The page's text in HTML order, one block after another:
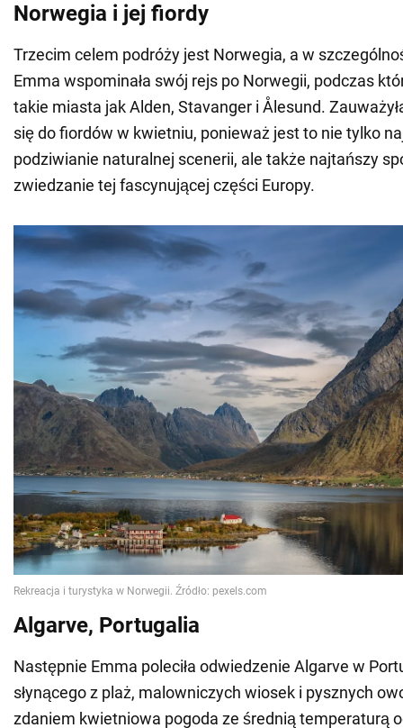
Norwegia i jej fiordy
Trzecim celem podróży jest Norwegia, a w
Emma wspominała swój rejs po Norwegii, podczas
takie miasta jak Alden, Stavanger i Ålesund.
się do fiordów w kwietniu, ponieważ jest to nie tylko
podziwianie naturalnej scenerii, ale także najtańszy
zwiedzanie tej fascynującej części Europy.
Algarve, Portugalia
Następnie Emma poleciła odwiedzenie Algarve w
słynącego z plaż, malowniczych wiosek i pysznych
zdaniem kwietniowa pogoda ze średnią temperaturą